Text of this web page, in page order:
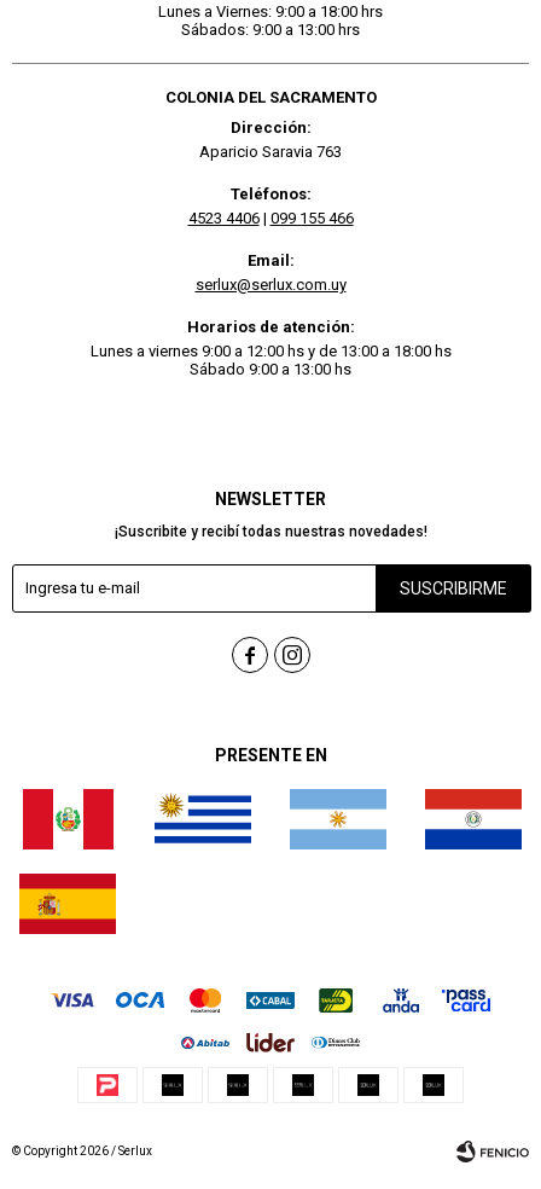
PRESENTE EN
NEWSLETTER
¡Suscribite y recibí todas nuestras novedades!
SUSCRIBIRME
 
Lunes a Viernes: 9:00 a 18:00 hrs
Sábados: 9:00 a 13:00 hrs
COLONIA DEL SACRAMENTO
Dirección:
Aparicio Saravia 763
Teléfonos:
4523 4406| 099 155 466
Email:
serlux@serlux.com.uy
Horarios de atención:
Lunes a viernes 9:00 a 12:00 hs y de 13:00 a 18:00 hs
Sábado 9:00 a 13:00 hs
© Copyright 2026 / Serlux